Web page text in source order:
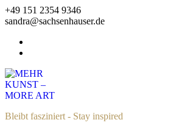
Skip
to
+49 151 2354 9346
sandra@sachsenhauser.de
Bleibt fasziniert - Stay inspired